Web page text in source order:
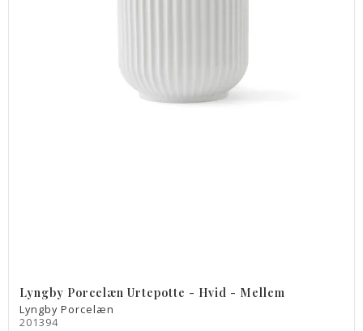
Lyngby Porcelæn Urtepotte - Hvid - Mellem
Lyngby Porcelæn
201394